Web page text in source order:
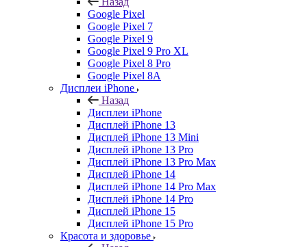
Google Pixel
Google Pixel 7
Google Pixel 9
Google Pixel 9 Pro XL
Google Pixel 8 Pro
Google Pixel 8A
Дисплеи iPhone
Назад
Дисплеи iPhone
Дисплей iPhone 13
Дисплей iPhone 13 Mini
Дисплей iPhone 13 Pro
Дисплей iPhone 13 Pro Max
Дисплей iPhone 14
Дисплей iPhone 14 Pro Max
Дисплей iPhone 14 Pro
Дисплей iPhone 15
Дисплей iPhone 15 Pro
Красота и здоровье